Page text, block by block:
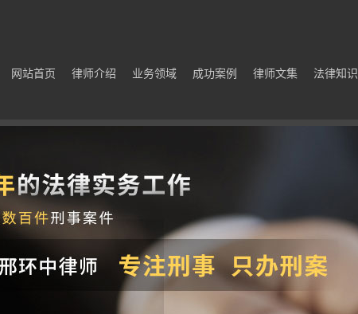
网站首页 律师介绍 业务领域 成功案例 律师文集 法律知识